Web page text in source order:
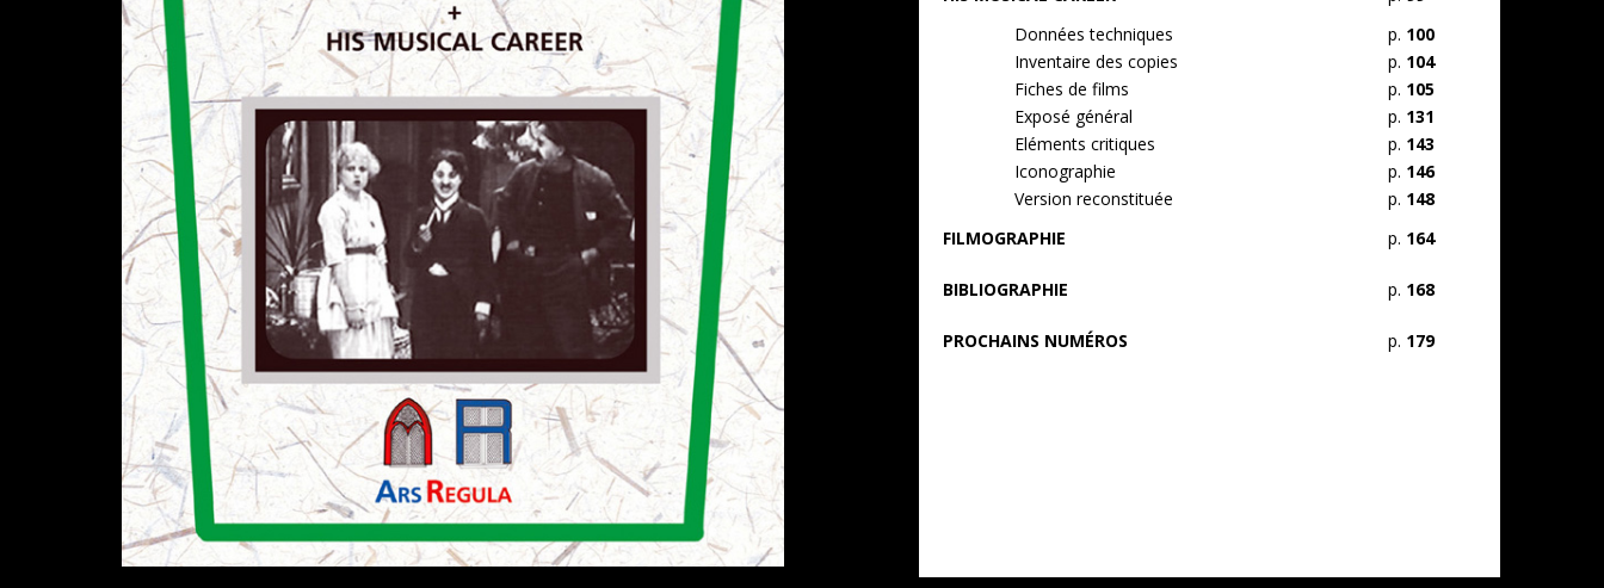
Données techniques
p. 100
Inventaire des copies
p. 104
Fiches de films
p. 105
Exposé général
p. 131
Eléments critiques
p. 143
Iconographie
p. 146
Version reconstituée
p. 148
FILMOGRAPHIE
p. 164
BIBLIOGRAPHIE p. 168
PROCHAINS NUMÉROS p. 179